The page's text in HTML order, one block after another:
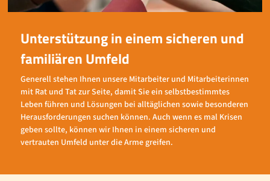
Unterstützung in einem sicheren und
familiären Umfeld
Generell stehen Ihnen unsere Mitarbeiter und Mitarbeiterinnen
mit Rat und Tat zur Seite, damit Sie ein selbstbestimmtes
Leben führen und Lösungen bei alltäglichen sowie besonderen
Herausforderungen suchen können. Auch wenn es mal Krisen
geben sollte, können wir Ihnen in einem sicheren und
vertrauten Umfeld unter die Arme greifen.